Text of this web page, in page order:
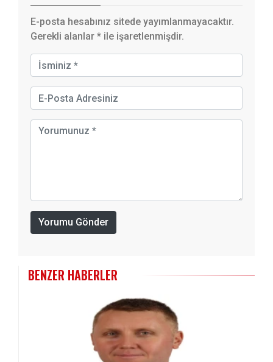
E-posta hesabınız sitede yayımlanmayacaktır.
Gerekli alanlar * ile işaretlenmişdir.
Yorumu Gönder
BENZER HABERLER